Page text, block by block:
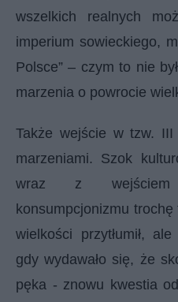
wszelkich realnych
imperium sowieckiego,
Polsce” – czym to nie
marzenia o powrocie
Także wejście w tzw.
marzeniami. Szok
wraz z wejściem
konsumpcjonizmu
wielkości przytłumił,
gdy wydawało się, że
pęka - znowu kwestia